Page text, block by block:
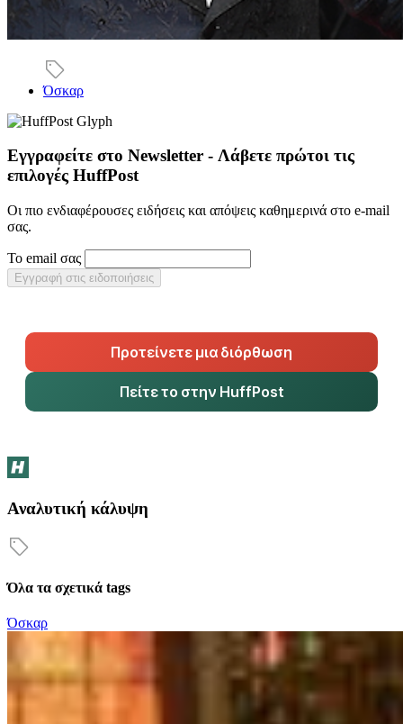
Όσκαρ
Εγγραφείτε στο Newsletter - Λάβετε πρώτοι τις
επιλογές HuffPost
Οι πιο ενδιαφέρουσες ειδήσεις και απόψεις καθημερινά στο e-mail
σας.
Το email σας
Εγγραφή στις ειδοποιήσεις
Προτείνετε μια διόρθωση
Πείτε το στην HuffPost
Αναλυτική κάλυψη
Όλα τα σχετικά tags
Όσκαρ